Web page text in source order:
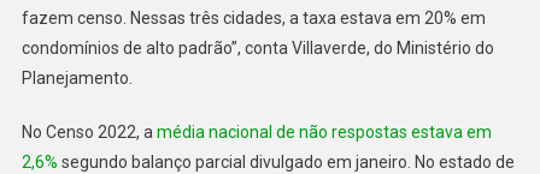
fazem censo. Nessas três cidades, a taxa estava em 20% em
condomínios de alto padrão”, conta Villaverde, do Ministério do
Planejamento.
No Censo 2022, amédia nacional de não respostas estava em
2,6% segundo balanço parcial divulgado em janeiro. No estado de